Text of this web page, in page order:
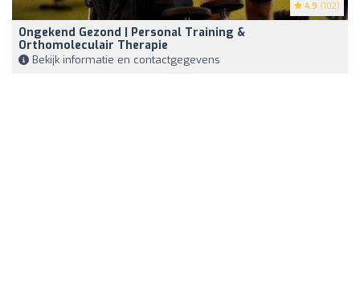
4.9 (102)
Ongekend Gezond | Personal Training &
Orthomoleculair Therapie
Bekijk informatie en contactgegevens